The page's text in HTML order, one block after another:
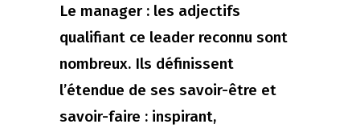
Le manager : les adjectifs
qualifiant ce leader reconnu sont
nombreux. Ils définissent
l’étendue de ses savoir-être et
savoir-faire : inspirant,